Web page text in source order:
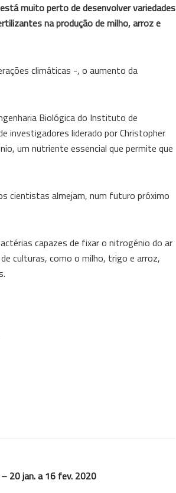
muito perto de desenvolver variedades
na produção de milho, arroz e
climáticas -, o aumento da
Biológica do Instituto de
investigadores liderado por Christopher
um nutriente essencial que permite que
cientistas almejam, num futuro próximo
capazes de fixar o nitrogénio do ar
culturas, como o milho, trigo e arroz,
20 jan. a 16 fev. 2020